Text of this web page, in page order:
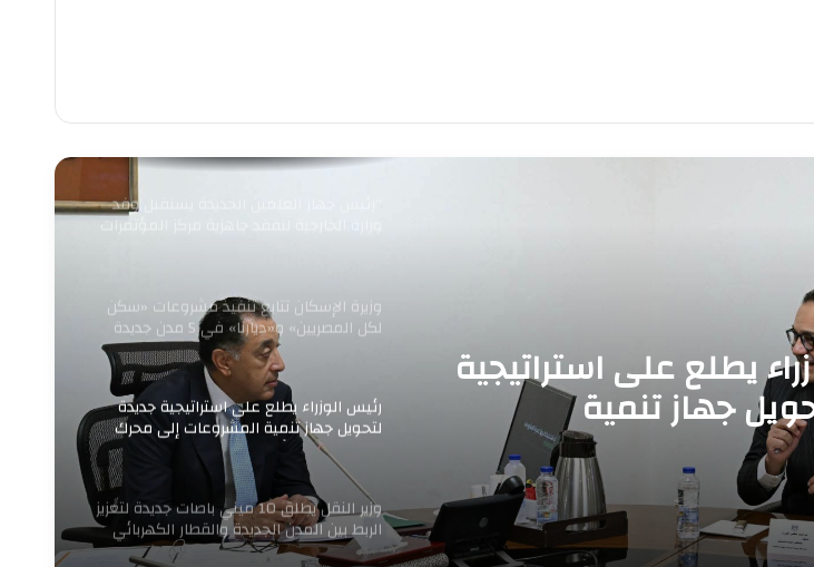
يطلع على استراتيجية
جهاز تنمية
إلى محرك للنمو
“رئيس جهاز العلمين الجديدة يستقبل وفد
وزارة الخارجية لتفقد جاهزية مركز المؤتمرات
وزيرة الإسكان تتابع تنفيذ مشروعات «سكن
لكل المصريين» و«ديارنا» في 5 مدن جديدة
رئيس الوزراء يطلع على استراتيجية جديدة
لتحويل جهاز تنمية المشروعات إلى محرك
للنمو وريادة الأعمال
وزير النقل يطلق 10 ميني باصات جديدة لتعزيز
الربط بين المدن الجديدة والقطار الكهربائي
الخفيف